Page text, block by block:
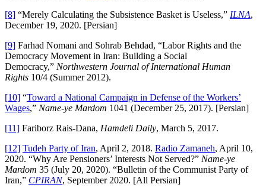
[8] “Merely Calculating the Subsistence Basket is Useless,” ILNA,
December 19, 2020. [Persian]
[9] Farhad Nomani and Sohrab Behdad, “Labor Rights and the
Democracy Movement in Iran: Building a Social
Democracy,” Northwestern Journal of International Human
Rights 10/4 (Summer 2012).
[10] “Toward a National Campaign in Defense of the Workers’
Wages,” Name-ye Mardom 1041 (December 25, 2017). [Persian]
[11] Fariborz Rais-Dana, Hamdeli Daily, March 5, 2017.
[12] Tudeh Party of Iran, April 2, 2018. Radio Zamaneh, April 10,
2020. “Why Are Pensioners’ Interests Not Served?” Name-ye
Mardom 35 (July 20, 2020). “Bulletin of the Communist Party of
Iran,” CPIRAN, September 2020. [All Persian]